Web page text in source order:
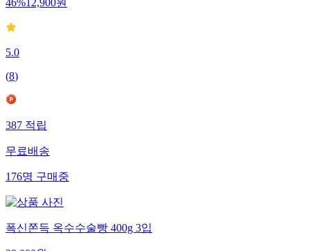
46%12,900원
5.0
(8)
387적립
무료배송
176명구매중
폭신쫀득 옥수수술빵 400g 3입